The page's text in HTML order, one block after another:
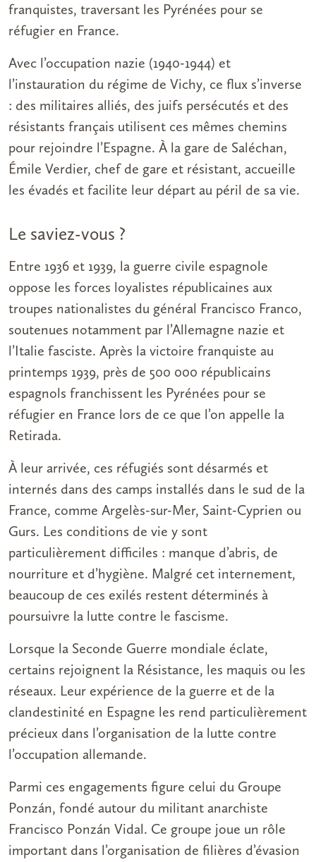
franquistes, traversant les Pyrénées pour se
réfugier en France.
Avec l’occupation nazie (1940-1944) et
l’instauration du régime de Vichy, ce flux s’inverse
: des militaires alliés, des juifs persécutés et des
résistants français utilisent ces mêmes chemins
pour rejoindre l’Espagne. À la gare de Saléchan,
Émile Verdier, chef de gare et résistant, accueille
les évadés et facilite leur départ au péril de sa vie.
Le saviez-vous ?
Entre 1936 et 1939, la guerre civile espagnole
oppose les forces loyalistes républicaines aux
troupes nationalistes du général Francisco Franco,
soutenues notamment par l’Allemagne nazie et
l’Italie fasciste. Après la victoire franquiste au
printemps 1939, près de 500 000 républicains
espagnols franchissent les Pyrénées pour se
réfugier en France lors de ce que l’on appelle la
Retirada.
À leur arrivée, ces réfugiés sont désarmés et
internés dans des camps installés dans le sud de la
France, comme Argelès-sur-Mer, Saint-Cyprien ou
Gurs. Les conditions de vie y sont
particulièrement difficiles : manque d’abris, de
nourriture et d’hygiène. Malgré cet internement,
beaucoup de ces exilés restent déterminés à
poursuivre la lutte contre le fascisme.
Lorsque la Seconde Guerre mondiale éclate,
certains rejoignent la Résistance, les maquis ou les
réseaux. Leur expérience de la guerre et de la
clandestinité en Espagne les rend particulièrement
précieux dans l’organisation de la lutte contre
l’occupation allemande.
Parmi ces engagements figure celui du Groupe
Ponzán, fondé autour du militant anarchiste
Francisco Ponzán Vidal. Ce groupe joue un rôle
important dans l’organisation de filières d’évasion